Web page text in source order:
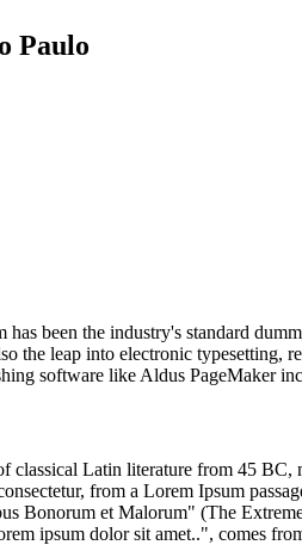
Paulo
been the industry's standard
the leap into electronic typesetting,
software like Aldus PageMaker
Latin literature from 45
from a Lorem Ipsum
Bonorum et Malorum" (The
ipsum dolor sit amet..", comes